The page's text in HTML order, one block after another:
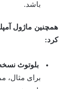
باشد.
همچنین ماژول
کرد:
بلوتوث